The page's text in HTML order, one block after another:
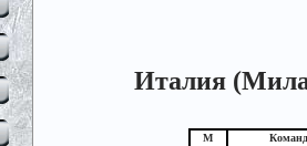
Италия
М